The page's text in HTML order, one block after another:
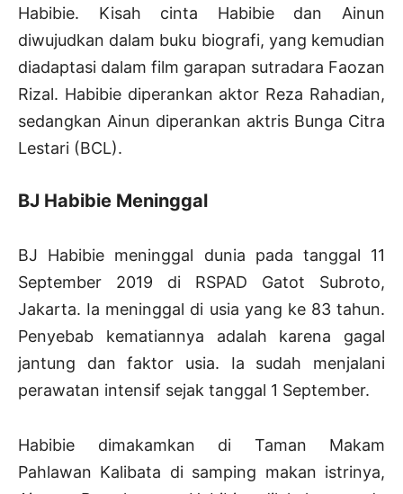
Habibie. Kisah cinta Habibie dan Ainun
diwujudkan dalam buku biografi, yang kemudian
diadaptasi dalam film garapan sutradara Faozan
Rizal. Habibie diperankan aktor Reza Rahadian,
sedangkan Ainun diperankan aktris Bunga Citra
Lestari (BCL).
BJ Habibie Meninggal
BJ Habibie meninggal dunia pada tanggal 11
September 2019 di RSPAD Gatot Subroto,
Jakarta. Ia meninggal di usia yang ke 83 tahun.
Penyebab kematiannya adalah karena gagal
jantung dan faktor usia. Ia sudah menjalani
perawatan intensif sejak tanggal 1 September.
Habibie dimakamkan di Taman Makam
Pahlawan Kalibata di samping makan istrinya,